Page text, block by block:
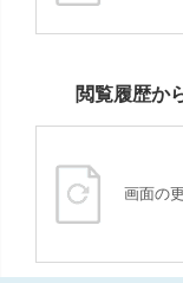
閲覧履歴か
画面の